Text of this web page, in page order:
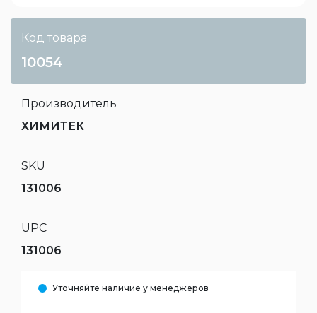
Код товара
10054
Производитель
ХИМИТЕК
SKU
131006
UPC
131006
Уточняйте наличие у менеджеров